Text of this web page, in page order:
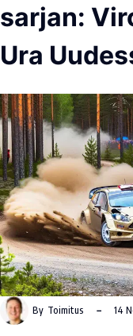
sarjan:
Ura
By Toimitus 14